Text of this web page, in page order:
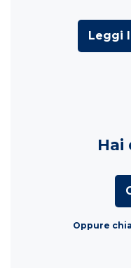
Leggi
Hai
Oppure